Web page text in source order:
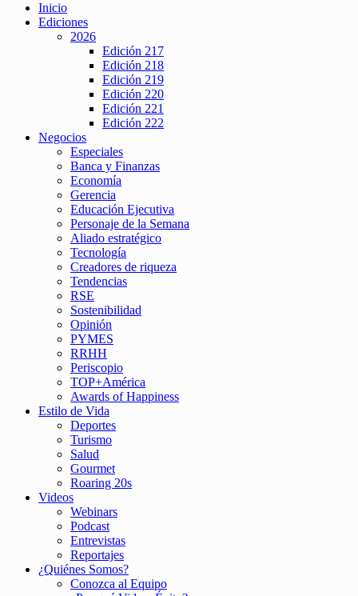
Inicio
Ediciones
2026
Edición 217
Edición 218
Edición 219
Edición 220
Edición 221
Edición 222
Negocios
Especiales
Banca y Finanzas
Economía
Gerencia
Educación Ejecutiva
Personaje de la Semana
Aliado estratégico
Tecnología
Creadores de riqueza
Tendencias
RSE
Sostenibilidad
Opinión
PYMES
RRHH
Periscopio
TOP+América
Awards of Happiness
Estilo de Vida
Deportes
Turismo
Salud
Gourmet
Roaring 20s
Videos
Webinars
Podcast
Entrevistas
Reportajes
¿Quiénes Somos?
Conozca al Equipo